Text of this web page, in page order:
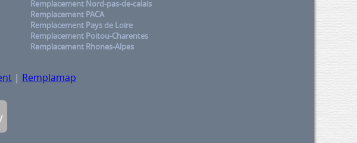
Remplacement Nord-pas-de-calais
Remplacement PACA
Remplacement Pays de Loire
Remplacement Poitou-Charentes
Remplacement Rhones-Alpes
| Remplamap